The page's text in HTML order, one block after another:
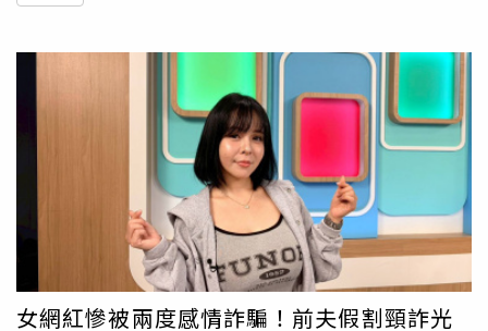
女網紅慘被兩度感情詐騙！前夫假割頸詐光